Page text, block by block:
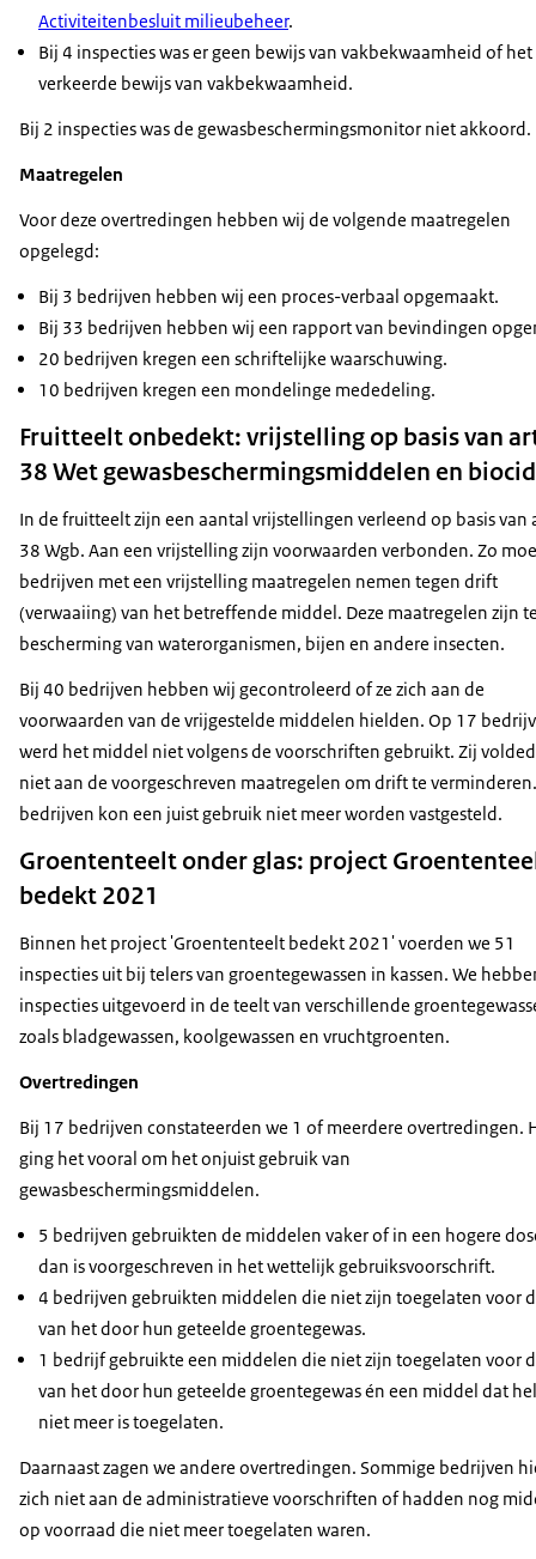
Activiteitenbesluit milieubeheer.
Bij 4 inspecties was er geen bewijs van vakbekwaamheid of het
verkeerde bewijs van vakbekwaamheid.
Bij 2 inspecties was de gewasbeschermingsmonitor niet akkoord.
Maatregelen
Voor deze overtredingen hebben wij de volgende maatregelen
opgelegd:
Bij 3 bedrijven hebben wij een proces-verbaal opgemaakt.
Bij 33 bedrijven hebben wij een rapport van bevindingen
20 bedrijven kregen een schriftelijke waarschuwing.
10 bedrijven kregen een mondelinge mededeling.
Fruitteelt onbedekt: vrijstelling op basis van
38 Wet gewasbeschermingsmiddelen en
In de fruitteelt zijn een aantal vrijstellingen verleend op basis van
38 Wgb. Aan een vrijstelling zijn voorwaarden verbonden. Zo
bedrijven met een vrijstelling maatregelen nemen tegen drift
(verwaaiing) van het betreffende middel. Deze maatregelen zijn
bescherming van waterorganismen, bijen en andere insecten.
Bij 40 bedrijven hebben wij gecontroleerd of ze zich aan de
voorwaarden van de vrijgestelde middelen hielden. Op 17
werd het middel niet volgens de voorschriften gebruikt. Zij
niet aan de voorgeschreven maatregelen om drift te
bedrijven kon een juist gebruik niet meer worden vastgesteld.
Groententeelt onder glas: project
bedekt 2021
Binnen het project 'Groententeelt bedekt 2021' voerden we 51
inspecties uit bij telers van groentegewassen in kassen. We
inspecties uitgevoerd in de teelt van verschillende
zoals bladgewassen, koolgewassen en vruchtgroenten.
Overtredingen
Bij 17 bedrijven constateerden we 1 of meerdere overtredingen.
ging het vooral om het onjuist gebruik van
gewasbeschermingsmiddelen.
5 bedrijven gebruikten de middelen vaker of in een hogere
dan is voorgeschreven in het wettelijk gebruiksvoorschrift.
4 bedrijven gebruikten middelen die niet zijn toegelaten voor
van het door hun geteelde groentegewas.
1 bedrijf gebruikte een middelen die niet zijn toegelaten voor
van het door hun geteelde groentegewas én een middel dat
niet meer is toegelaten.
Daarnaast zagen we andere overtredingen. Sommige bedrijven
zich niet aan de administratieve voorschriften of hadden nog
op voorraad die niet meer toegelaten waren.